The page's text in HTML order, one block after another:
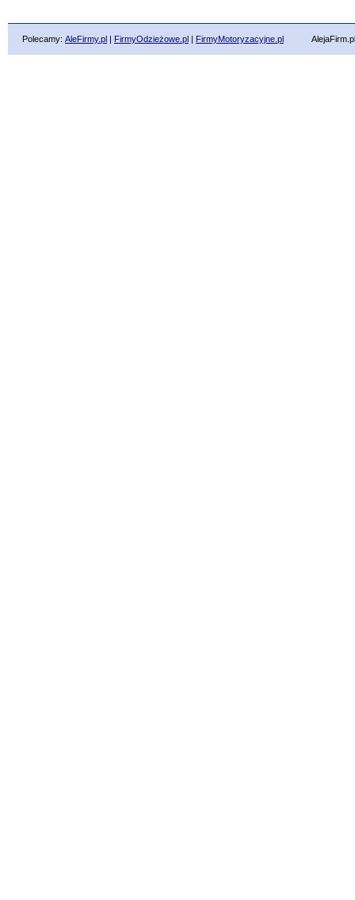
Polecamy: AleFirmy.pl | FirmyOdzieżowe.pl | FirmyMotoryzacyjne.pl AlejaFirm.pl